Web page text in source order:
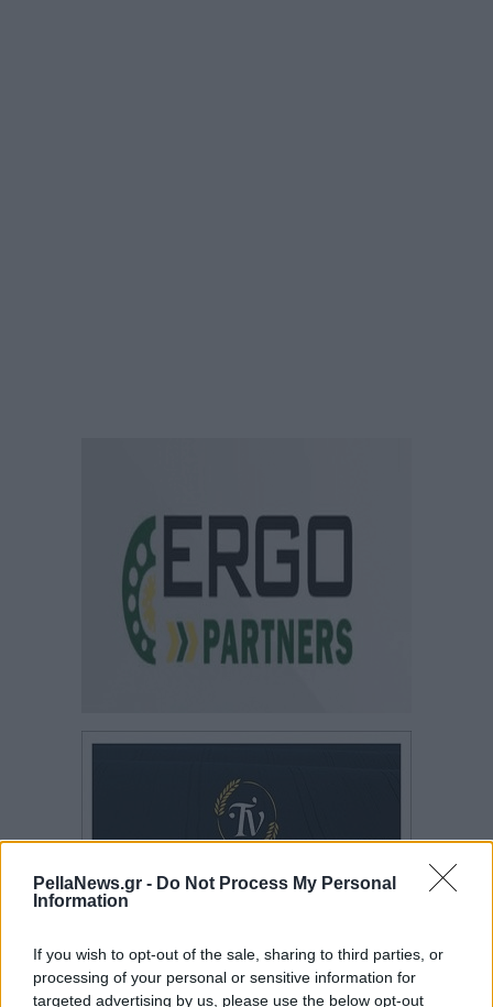
PellaNews.gr - Do Not Process My Personal
Information
If you wish to opt-out of the sale, sharing to third parties, or
processing of your personal or sensitive information for
targeted advertising by us, please use the below opt-out